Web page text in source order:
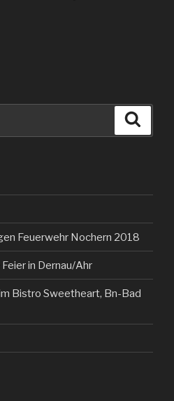
Feuerwehr Nochern 2018
in Dernau/Ahr
Bistro Sweetheart, Bn-Bad